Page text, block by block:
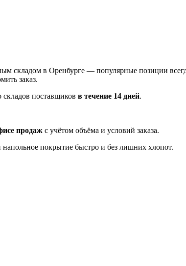
складом в Оренбурге — популярные позиции
заказ.
складов поставщиков в течение 14 дней.
продаж с учётом объёма и условий заказа.
покрытие быстро и без лишних хлопот.